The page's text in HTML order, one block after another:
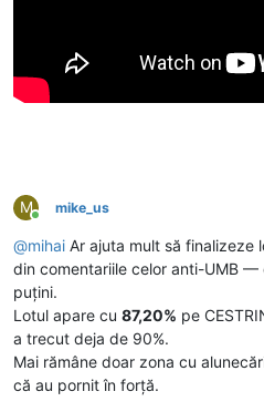
M
Conectat
mike_us
@mihai Ar ajuta mult să finalizeze
din comentariile celor anti-UMB
puțini.
Lotul apare cu 87,20% pe
a trecut deja de 90%.
Mai rămâne doar zona cu
că au pornit în forță.